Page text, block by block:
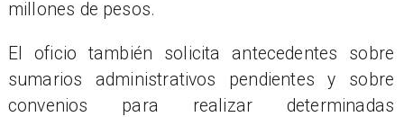
millones de pesos.
El oficio también solicita antecedentes sobre
sumarios administrativos pendientes y sobre
convenios para realizar determinadas